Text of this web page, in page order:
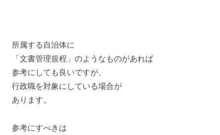
所属する自治体に
「文書管理規程」のようなものがあれば
参考にしても良いですが、
行政職を対象にしている場合が
あります。
参考にすべきは